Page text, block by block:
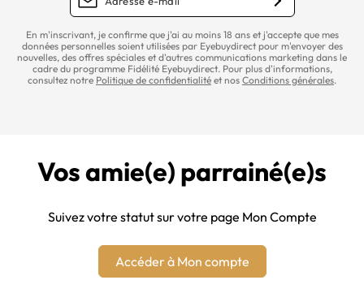
En m'inscrivant, je confirme que j'ai au moins 18 ans et j'accepte que mes
données personnelles soient utilisées par Eyebuydirect pour m'envoyer des
nouvelles, des offres spéciales et d'autres communications marketing dans le
cadre du programme Fidélité Eyebuydirect. Pour plus d'informations,
consultez notre Politique de confidentialité et nos Conditions générales.
Vos amie(e) parrainé(e)s
Suivez votre statut sur votre page Mon Compte
Accéder à Mon compte